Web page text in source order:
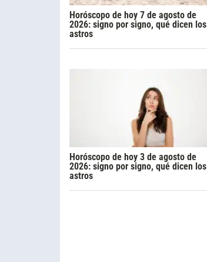
Horóscopo de hoy 7 de agosto de
2026: signo por signo, qué dicen los
astros
Horóscopo de hoy 3 de agosto de
2026: signo por signo, qué dicen los
astros